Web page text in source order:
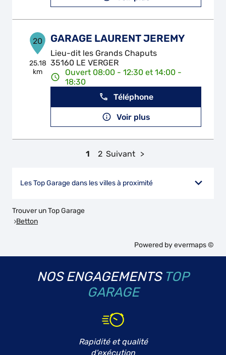
20
25.18
km
GARAGE LAURENT JEREMY
Lieu-dit les Grands Chaputs
35160 LE VERGER
Ouvert 08:00 - 12:30 et 14:00 -
18:30
Téléphone
Voir plus
1 2 Suivant
Les Top Garage dans les villes à proximité
Trouver un Top Garage
Betton
Powered byevermaps ©
NOS ENGAGEMENTS TOP
GARAGE
Rapidité et qualité
d'exécution